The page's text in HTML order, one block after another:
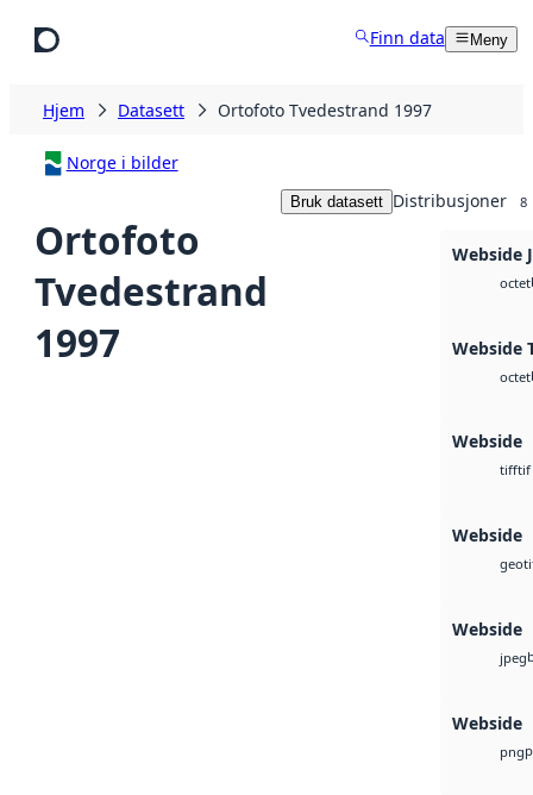
Finn data Meny
Hjem Datasett Ortofoto Tvedestrand 1997
Norge i bilder
Ortofoto
Tvedestrand
1997
Bruk datasett Distribusjoner 8
Webside
octet
Webside
octet
Webside
tifftif
Webside
Webside
jpeg
Webside
png